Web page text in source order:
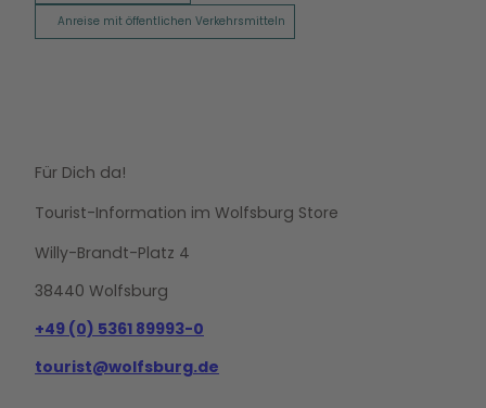
Anreise mit öffentlichen Verkehrsmitteln
Für Dich da!
Tourist-Information im Wolfsburg Store
Willy-Brandt-Platz 4
38440 Wolfsburg
+49 (0) 5361 89993-0
tourist@wolfsburg.de